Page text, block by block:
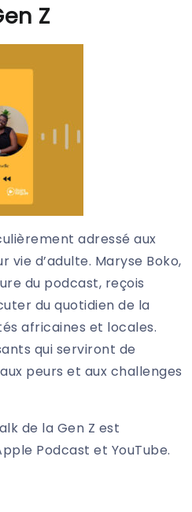
Z
adressé aux
vie d’adulte. Maryse Boko,
du podcast, reçois
du quotidien de la
africaines et locales.
qui serviront de
peurs et aux challenges
de la Gen Z est
Podcast et YouTube.